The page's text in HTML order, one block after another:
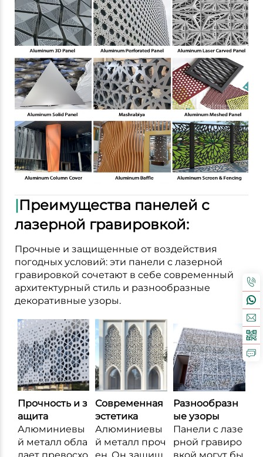
|Преимущества панелей с
лазерной гравировкой:
Прочные и защищенные от воздействия
погодных условий: эти панели с лазерной
гравировкой сочетают в себе современный
архитектурный стиль и разнообразные
декоративные узоры.
Прочность и з
ащита
Алюминиевы
й металл обла
Современная
эстетика
Алюминиевы
й металл проч
Разнообразн
ые узоры
Панели с лазе
рной гравиро